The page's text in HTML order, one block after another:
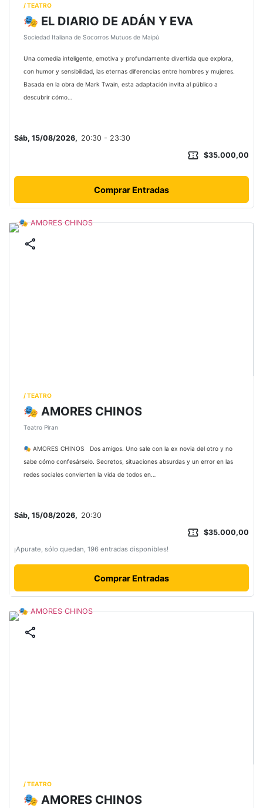
/ TEATRO
🎭 EL DIARIO DE ADÁN Y EVA
Sociedad Italiana de Socorros Mutuos de Maipú
Una comedia inteligente, emotiva y profundamente divertida que explora,
con humor y sensibilidad, las eternas diferencias entre hombres y mujeres.
Basada en la obra de Mark Twain, esta adaptación invita al público a
descubrir cómo…
Sáb, 15/08/2026, 20:30 - 23:30
confirmation_number $35.000,00
Comprar Entradas
share
/ TEATRO
🎭 AMORES CHINOS
Teatro Piran
🎭 AMORES CHINOS Dos amigos. Uno sale con la ex novia del otro y no
sabe cómo confesárselo. Secretos, situaciones absurdas y un error en las
redes sociales convierten la vida de todos en…
Sáb, 15/08/2026, 20:30
confirmation_number $35.000,00
¡Apurate, sólo quedan, 196 entradas disponibles!
Comprar Entradas
share
/ TEATRO
🎭 AMORES CHINOS